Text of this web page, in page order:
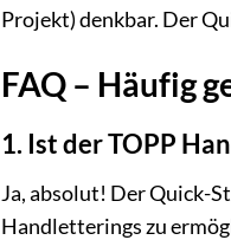
Projekt) denkbar. Der
FAQ – Häufig
1. Ist der TOPP
Ja, absolut! Der Quick-
Handletterings zu